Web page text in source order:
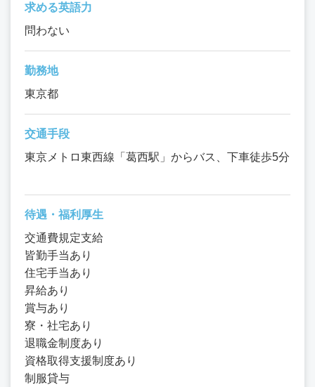
求める英語力
問わない
勤務地
東京都
交通手段
東京メトロ東西線「葛西駅」からバス、下車徒歩5分
待遇・福利厚生
交通費規定支給
皆勤手当あり
住宅手当あり
昇給あり
賞与あり
寮・社宅あり
退職金制度あり
資格取得支援制度あり
制服貸与